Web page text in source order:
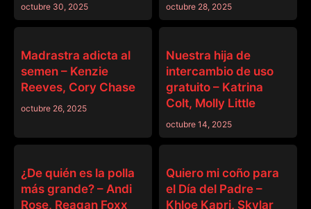
octubre 30, 2025 octubre 28, 2025
Madrastra adicta al
semen – Kenzie
Reeves, Cory Chase
octubre 26, 2025
Nuestra hija de
intercambio de uso
gratuito – Katrina
Colt, Molly Little
octubre 14, 2025
¿De quién es la polla
más grande? – Andi
Rose, Reagan Foxx
Quiero mi coño para
el Día del Padre –
Khloe Kapri, Skylar